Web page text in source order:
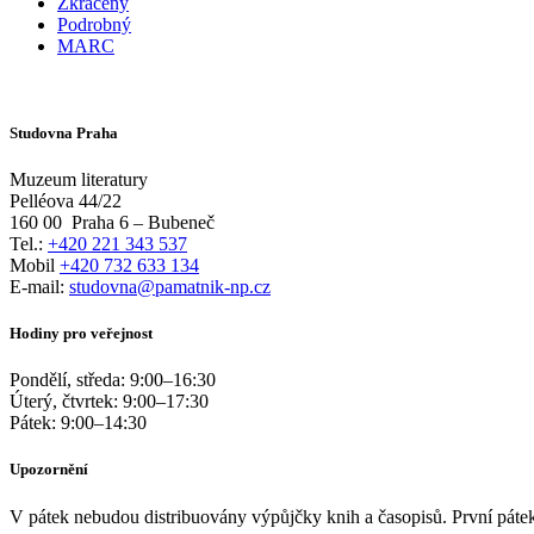
Podrobný
MARC
Studovna Praha
Muzeum literatury
Pelléova 44/22
160 00 Praha 6 – Bubeneč
Tel.: +420 221 343 537
Mobil +420 732 633 134
E-mail: studovna@pamatnik-np.cz
Hodiny pro veřejnost
Pondělí, středa: 9:00–16:30
Úterý, čtvrtek: 9:00–17:30
Pátek: 9:00–14:30
Upozornění
V pátek nebudou distribuovány výpůjčky knih a časopisů. První